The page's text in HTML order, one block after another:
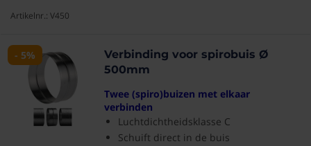
Artikelnr.: V450
- 5%
Verbinding voor spirobuis Ø
500mm
Twee (spiro)buizen met elkaar
verbinden
Luchtdichtheidsklasse C
Schuift direct in de buis